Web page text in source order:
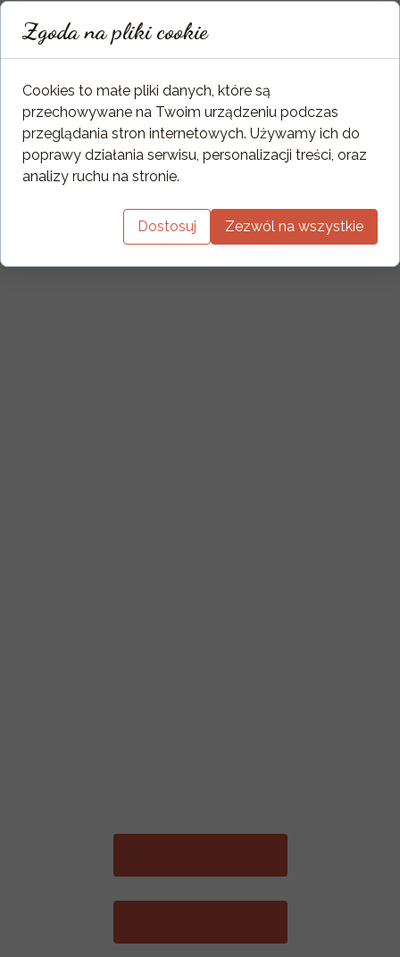
Zgoda na pliki cookie
Cookies to małe pliki danych, które są
przechowywane na Twoim urządzeniu podczas
przeglądania stron internetowych. Używamy ich do
poprawy działania serwisu, personalizacji treści, oraz
analizy ruchu na stronie.
Dostosuj Zezwól na wszystkie